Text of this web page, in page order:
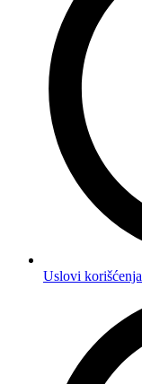
Uslovi korišćenja